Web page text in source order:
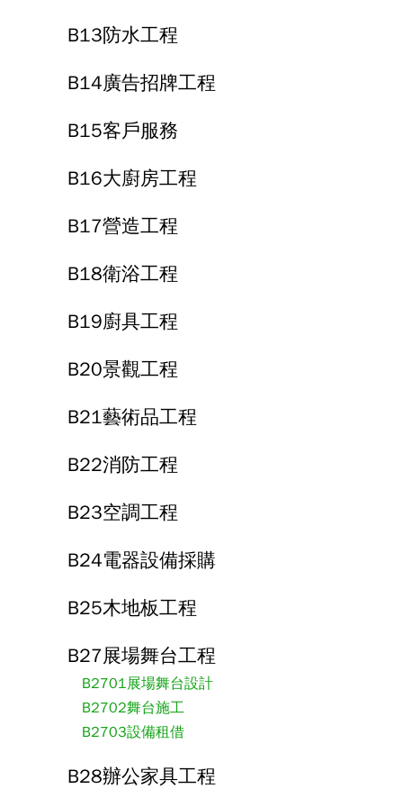
B13防水工程
B14廣告招牌工程
B15客戶服務
B16大廚房工程
B17營造工程
B18衛浴工程
B19廚具工程
B20景觀工程
B21藝術品工程
B22消防工程
B23空調工程
B24電器設備採購
B25木地板工程
B27展場舞台工程
B2701展場舞台設計
B2702舞台施工
B2703設備租借
B28辦公家具工程